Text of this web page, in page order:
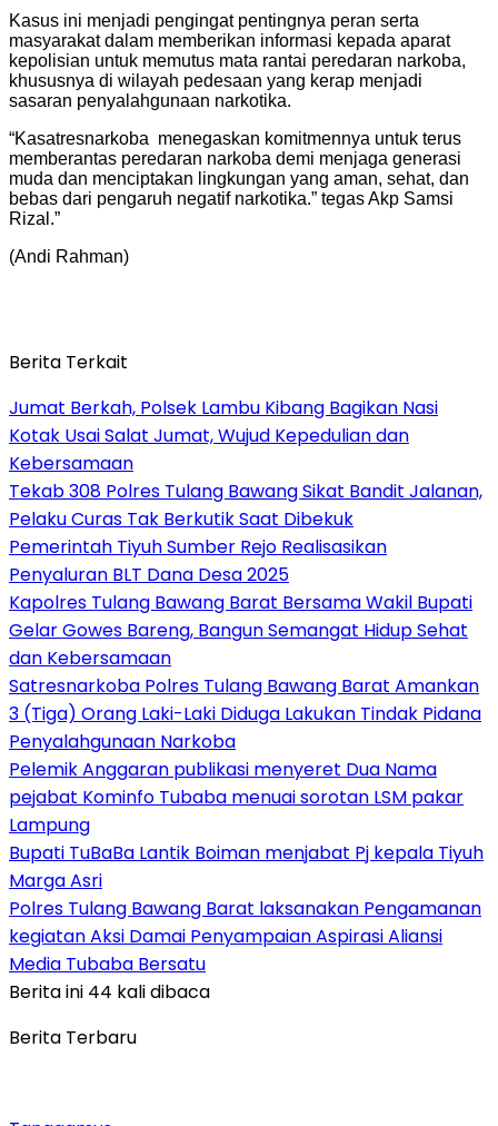
Kasus ini menjadi pengingat pentingnya peran serta
masyarakat dalam memberikan informasi kepada aparat
kepolisian untuk memutus mata rantai peredaran narkoba,
khususnya di wilayah pedesaan yang kerap menjadi
sasaran penyalahgunaan narkotika.
“Kasatresnarkoba menegaskan komitmennya untuk terus
memberantas peredaran narkoba demi menjaga generasi
muda dan menciptakan lingkungan yang aman, sehat, dan
bebas dari pengaruh negatif narkotika.” tegas Akp Samsi
Rizal.”
(Andi Rahman)
Berita Terkait
Jumat Berkah, Polsek Lambu Kibang Bagikan Nasi
Kotak Usai Salat Jumat, Wujud Kepedulian dan
Kebersamaan
Tekab 308 Polres Tulang Bawang Sikat Bandit Jalanan,
Pelaku Curas Tak Berkutik Saat Dibekuk
Pemerintah Tiyuh Sumber Rejo Realisasikan
Penyaluran BLT Dana Desa 2025
Kapolres Tulang Bawang Barat Bersama Wakil Bupati
Gelar Gowes Bareng, Bangun Semangat Hidup Sehat
dan Kebersamaan
Satresnarkoba Polres Tulang Bawang Barat Amankan
3 (Tiga) Orang Laki-Laki Diduga Lakukan Tindak Pidana
Penyalahgunaan Narkoba
Pelemik Anggaran publikasi menyeret Dua Nama
pejabat Kominfo Tubaba menuai sorotan LSM pakar
Lampung
Bupati TuBaBa Lantik Boiman menjabat Pj kepala Tiyuh
Marga Asri
Polres Tulang Bawang Barat laksanakan Pengamanan
kegiatan Aksi Damai Penyampaian Aspirasi Aliansi
Media Tubaba Bersatu
Berita ini 44 kali dibaca
Berita Terbaru